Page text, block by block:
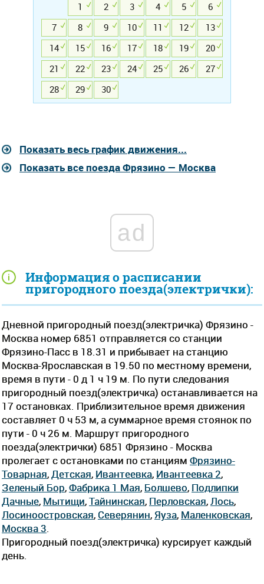
Информация о расписании
пригородного поезда(электрички):
Дневной пригородный поезд(электричка) Фрязино -
Москва номер 6851 отправляется со станции
Фрязино-Пасс в 18.31 и прибывает на станцию
Москва-Ярославская в 19.50 по местному времени,
время в пути - 0 д 1 ч 19 м. По пути следования
пригородный поезд(электричка) останавливается на
17 остановках. Приблизительное время движения
составляет 0 ч 53 м, а суммарное время стоянок по
пути - 0 ч 26 м. Маршрут пригородного
поезда(электрички) 6851 Фрязино - Москва
пролегает c остановками по станциям Фрязино-
Товарная, Детская, Ивантеевка, Ивантеевка 2,
Зеленый Бор,Фабрика 1 Мая, Болшево, Подлипки
Дачные, Мытищи,Тайнинская, Перловская, Лось,
Лосиноостровская, Северянин, Яуза, Маленковская,
Москва 3
Пригородный поезд(электричка) курсирует каждый
день.
1
2 3 4 5
6
7
8 9 10 11 12
13
14
15 16 17 18 19
20
21
22 23 24 25 26
27
28
29 30
Показать весь график движения...
Показать все поезда Фрязино — Москва
ad